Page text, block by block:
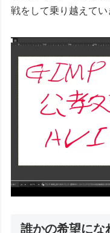
戦をして乗り越えてい
誰かの希望にな